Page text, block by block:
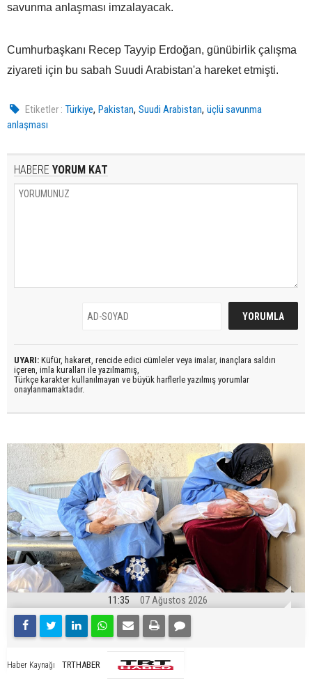
savunma anlaşması imzalayacak.
Cumhurbaşkanı Recep Tayyip Erdoğan, günübirlik çalışma
ziyareti için bu sabah Suudi Arabistan'a hareket etmişti.
Etiketler : Türkiye,Pakistan,Suudi Arabistan,üçlü savunma
anlaşması
HABERE YORUM KAT
UYARI: Küfür, hakaret, rencide edici cümleler veya imalar, inançlara saldırı
içeren, imla kuralları ile yazılmamış,
Türkçe karakter kullanılmayan ve büyük harflerle yazılmış yorumlar
onaylanmamaktadır.
11:35 07 Ağustos 2026
Haber Kaynağı TRTHABER